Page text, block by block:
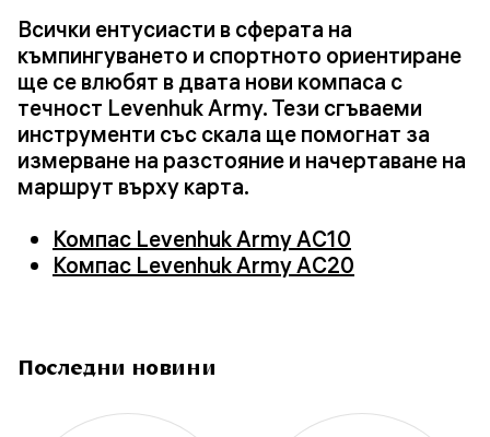
Всички ентусиасти в сферата на
къмпингуването и спортното ориентиране
ще се влюбят в двата нови компаса с
течност Levenhuk Army. Тези сгъваеми
инструменти със скала ще помогнат за
измерване на разстояние и начертаване на
маршрут върху карта.
Компас Levenhuk Army AC10
Компас Levenhuk Army AC20
Последни новини